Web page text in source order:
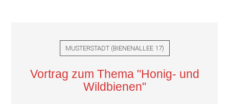
MUSTERSTADT(BIENENALLEE 17)
Vortrag zum Thema "Honig- und
Wildbienen"